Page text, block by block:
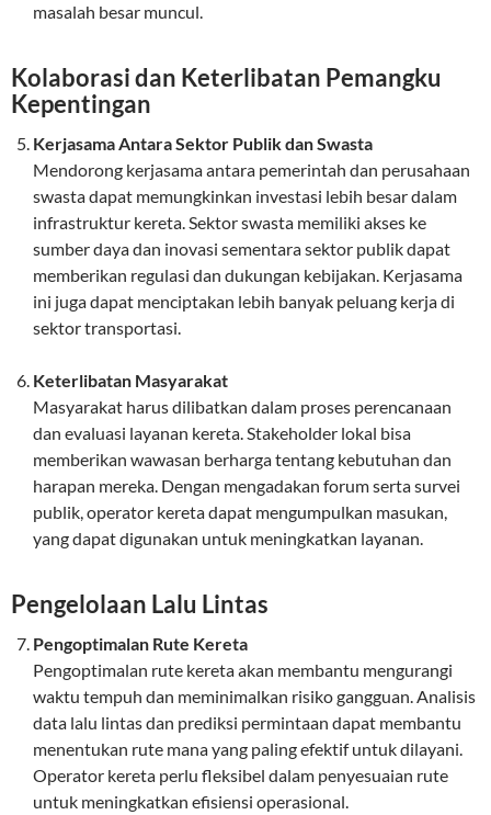
masalah besar muncul.
Kolaborasi dan Keterlibatan Pemangku
Kepentingan
Kerjasama Antara Sektor Publik dan Swasta
Mendorong kerjasama antara pemerintah dan perusahaan
swasta dapat memungkinkan investasi lebih besar dalam
infrastruktur kereta. Sektor swasta memiliki akses ke
sumber daya dan inovasi sementara sektor publik dapat
memberikan regulasi dan dukungan kebijakan. Kerjasama
ini juga dapat menciptakan lebih banyak peluang kerja di
sektor transportasi.
Keterlibatan Masyarakat
Masyarakat harus dilibatkan dalam proses perencanaan
dan evaluasi layanan kereta. Stakeholder lokal bisa
memberikan wawasan berharga tentang kebutuhan dan
harapan mereka. Dengan mengadakan forum serta survei
publik, operator kereta dapat mengumpulkan masukan,
yang dapat digunakan untuk meningkatkan layanan.
Pengelolaan Lalu Lintas
Pengoptimalan Rute Kereta
Pengoptimalan rute kereta akan membantu mengurangi
waktu tempuh dan meminimalkan risiko gangguan. Analisis
data lalu lintas dan prediksi permintaan dapat membantu
menentukan rute mana yang paling efektif untuk dilayani.
Operator kereta perlu fleksibel dalam penyesuaian rute
untuk meningkatkan efisiensi operasional.